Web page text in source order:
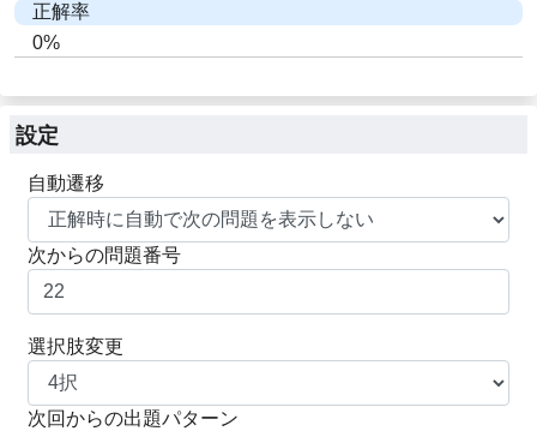
正解率
0%
設定
自動遷移
次からの問題番号
選択肢変更
次回からの出題パターン